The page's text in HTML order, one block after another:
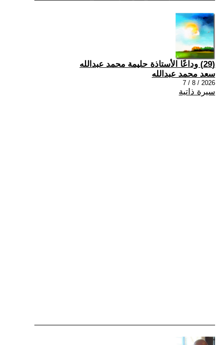
(29) وداعًا الأستاذة حليمة محمد عبدالله
سعد محمد عبدالله
2026 / 8 / 7
سيرة ذاتية